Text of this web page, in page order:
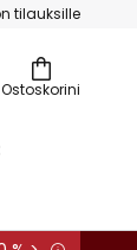
tilauksille
Ostoskorini